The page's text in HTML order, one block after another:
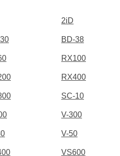
2iD
BD-38
RX100
RX400
SC-10
V-300
V-50
VS600